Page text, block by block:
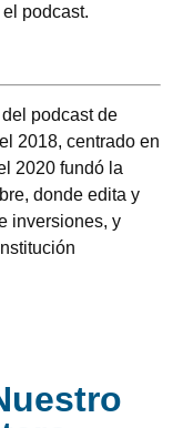
podcast.
podcast de
2018, centrado en
2020 fundó la
donde edita y
inversiones, y